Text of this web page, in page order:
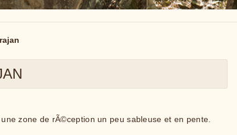
zone de rÃ©ception un peu sableuse et en pente.